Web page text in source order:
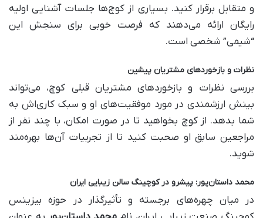
و متقابل برقرار کنید. بسیاری از کوچ‌ها جلسات آشنایی اولیه
رایگان ارائه می‌دهند که فرصت خوبی برای سنجش این
“شیمی” شخصی است.
نظرات و بازخوردهای مشتریان پیشین
بررسی نظرات و بازخوردهای مشتریان قبلی کوچ، می‌تواند
بینش ارزشمندی در مورد موفقیت‌های او و سبک کاری‌اش به
شما بدهد. از کوچ بخواهید تا در صورت امکان، با چند نفر از
مراجعین سابق او صحبت کنید تا از تجربیات آن‌ها بهره‌مند
شوید.
محمد داستان‌پور: پیشرو در کوچینگ سالن زیبایی ایران
در میان چهره‌های برجسته و تأثیرگذار در حوزه بیزینس